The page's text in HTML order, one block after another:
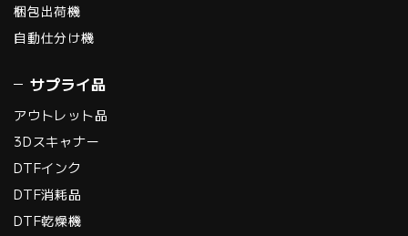
梱包出荷機
自動仕分け機
サプライ品
アウトレット品
3Dスキャナー
DTFインク
DTF消耗品
DTF乾燥機